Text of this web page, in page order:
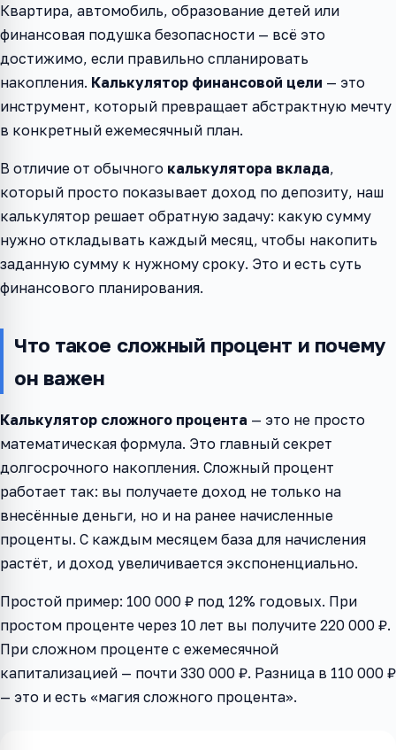
Квартира, автомобиль, образование детей или
финансовая подушка безопасности — всё это
достижимо, если правильно спланировать
накопления. Калькулятор финансовой цели — это
инструмент, который превращает абстрактную мечту
в конкретный ежемесячный план.
В отличие от обычного калькулятора вклада,
который просто показывает доход по депозиту, наш
калькулятор решает обратную задачу: какую сумму
нужно откладывать каждый месяц, чтобы накопить
заданную сумму к нужному сроку. Это и есть суть
финансового планирования.
Что такое сложный процент и почему
он важен
Калькулятор сложного процента — это не просто
математическая формула. Это главный секрет
долгосрочного накопления. Сложный процент
работает так: вы получаете доход не только на
внесённые деньги, но и на ранее начисленные
проценты. С каждым месяцем база для начисления
растёт, и доход увеличивается экспоненциально.
Простой пример: 100 000 ₽ под 12% годовых. При
простом проценте через 10 лет вы получите 220 000 ₽.
При сложном проценте с ежемесячной
капитализацией — почти 330 000 ₽. Разница в 110 000 ₽
— это и есть «магия сложного процента».